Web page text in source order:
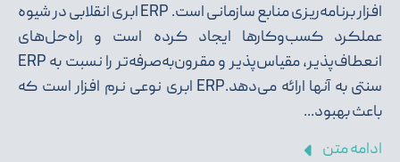
افزار برنامه‌ریزی منابع سازمانی است. ERP ابری انقلابی در شیوه
عملکرد کسب‌وکارها ایجاد کرده است و راه‌حل‌های
انعطاف‌پذیر، مقیاس‌پذیر و مقرون‌به‌صرفه‌تر را نسبت به ERP
سنتی به آنها ارائه می‌دهد.ERP ابری نوعی نرم افزار است که
باعث بهبود...
ادامه متن